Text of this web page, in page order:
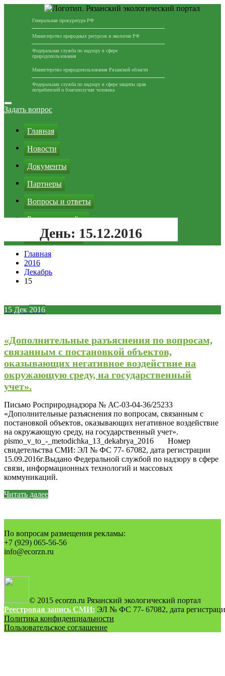
Генеральная прокуратура РФ
Министерство природных ресурсов и экологии РФ
Федеральная служба по надзору в сфере
природопользования
Министерство природопользования Рязанской области
Федеральная служба по надзору в сфере защиты прав
потребителей и благополучия человека
Перейти
к
Задать вопрос
Главная
Новости
Документы
Партнеры
Вопросы и ответы
Реклама на сайте
Зеленая кнопка
День: 15.12.2016
Главная
2016
Декабрь
15
15 Дек 2016
«Дополнительные разъяснения по вопросам,
связанным с постановкой объектов,
оказывающих негативное воздействие на
окружающую среду, на государственный
учет».
Письмо Росприроднадзора № АС-03-04-36/25233
«Дополнительные разъяснения по вопросам, связанным с
постановкой объектов, оказывающих негативное воздействие
на окружающую среду, на государственный учет».
pismo_v_to_-_metodichka_13_dekabrya_2016 Номер
свидетельства СМИ: ЭЛ № ФС 77- 67082, дата регистрации
15.09.2016г.Выдано Федеральной службой по надзору в сфере
связи, информационных технологий и массовых
коммуникаций.
Читать далее
По вопросам размещения рекламы:
+7 (929) 065-56-56
info@ecorzn.ru
© 2015 ecorzn.ru Рязанский экологический портал
Реестровая запись СМИ: ЭЛ № ФС 77- 67082, дата
Политика конфиденциальности
Пользовательское соглашение